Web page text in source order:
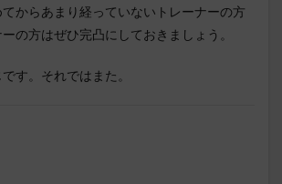
からあまり経っていないトレーナーの方
の方はぜひ完凸にしておきましょう。
す。それではまた。